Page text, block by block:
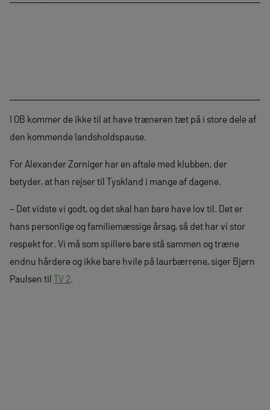
I OB kommer de ikke til at have træneren tæt på i store dele af
den kommende landsholdspause.
For Alexander Zorniger har en aftale med klubben, der
betyder, at han rejser til Tyskland i mange af dagene.
– Det vidste vi godt, og det skal han bare have lov til. Det er
hans personlige og familiemæssige årsag, så det har vi stor
respekt for. Vi må som spillere bare stå sammen og træne
endnu hårdere og ikke bare hvile på laurbærrene, siger Bjørn
Paulsen til TV 2.